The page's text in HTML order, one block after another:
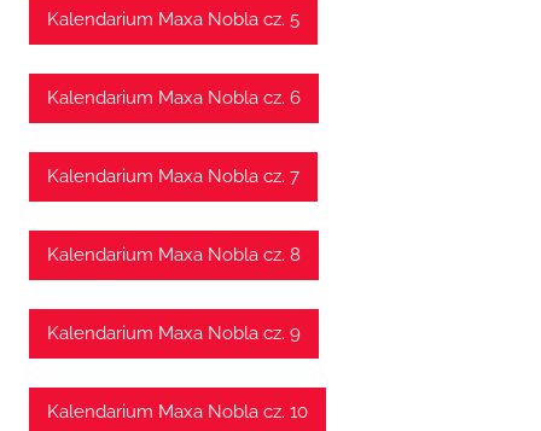
Kalendarium Maxa Nobla cz. 5
Kalendarium Maxa Nobla cz. 6
Kalendarium Maxa Nobla cz. 7
Kalendarium Maxa Nobla cz. 8
Kalendarium Maxa Nobla cz. 9
Kalendarium Maxa Nobla cz. 10